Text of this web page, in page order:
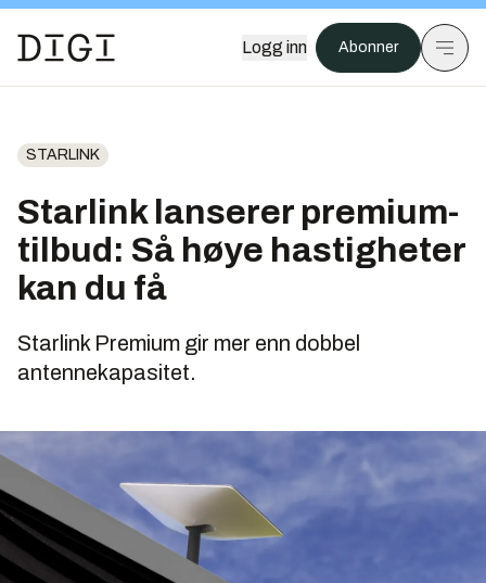
Logg inn Abonner
STARLINK
Starlink lanserer premium-
tilbud: Så høye hastigheter
kan du få
Starlink Premium gir mer enn dobbel
antennekapasitet.